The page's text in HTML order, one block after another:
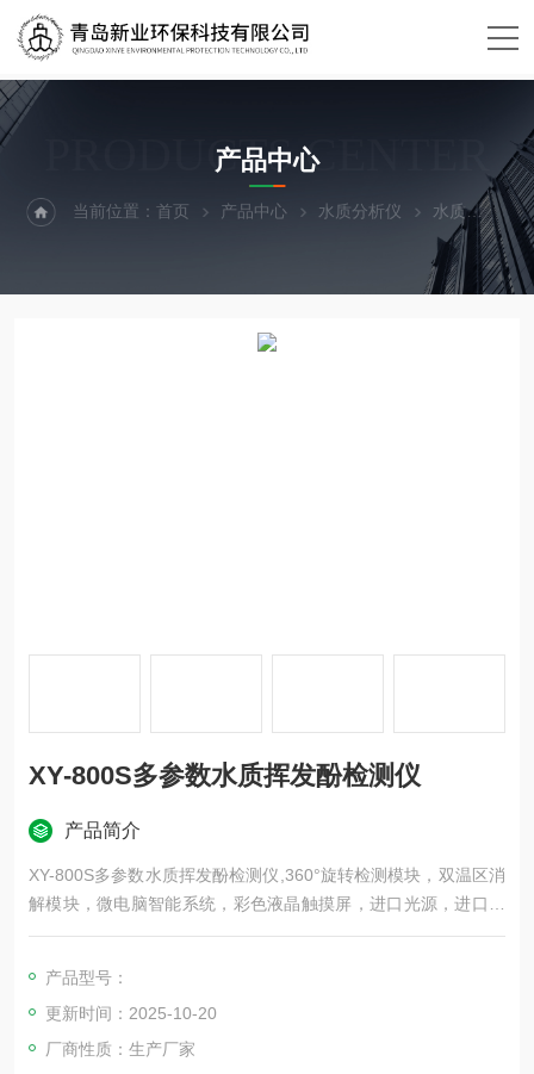
PRODUCTS CENTER
产品中心
当前位置：首页 产品中心 水质分析仪 水质 XY-
XY-800S多参数水质挥发酚检测仪
产品简介
XY-800S多参数水质挥发酚检测仪,360°旋转检测模块，双温区消
解模块，微电脑智能系统，彩色液晶触摸屏，进口光源，进口检
测传感器，内置高容量锂电池，仪器性能稳定、测量准确、测定
产品型号：
更新时间：2025-10-20
厂商性质：生产厂家